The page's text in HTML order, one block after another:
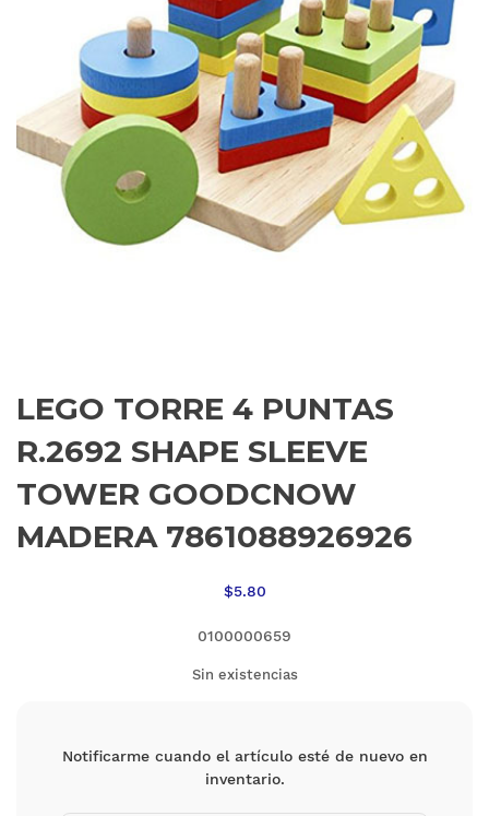
LEGO TORRE 4 PUNTAS
R.2692 SHAPE SLEEVE
TOWER GOODCNOW
MADERA 7861088926926
$5.80
0100000659
Sin existencias
Notificarme cuando el artículo esté de nuevo en
inventario.